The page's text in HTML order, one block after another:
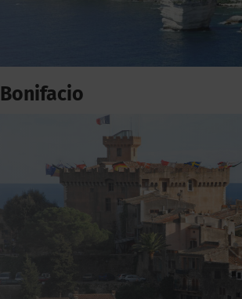
Bonifacio